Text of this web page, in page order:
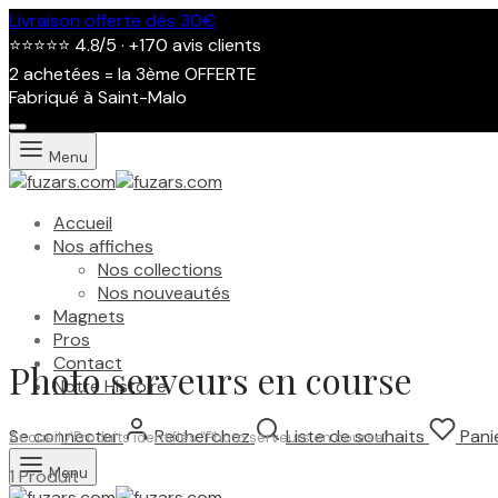
Livraison offerte dès 30€
⭐⭐⭐⭐⭐ 4.8/5 · +170 avis clients
2 achetées = la 3ème OFFERTE
Fabriqué à Saint-Malo
Menu
Accueil
Nos affiches
Nos collections
Nos nouveautés
Magnets
Pros
Contact
Notre Histoire
Se connecter Recherchez Liste de souhaits
Menu
Photo serveurs en course
Accueil/Produits identifiés “Photo serveurs en course”
1 Produit